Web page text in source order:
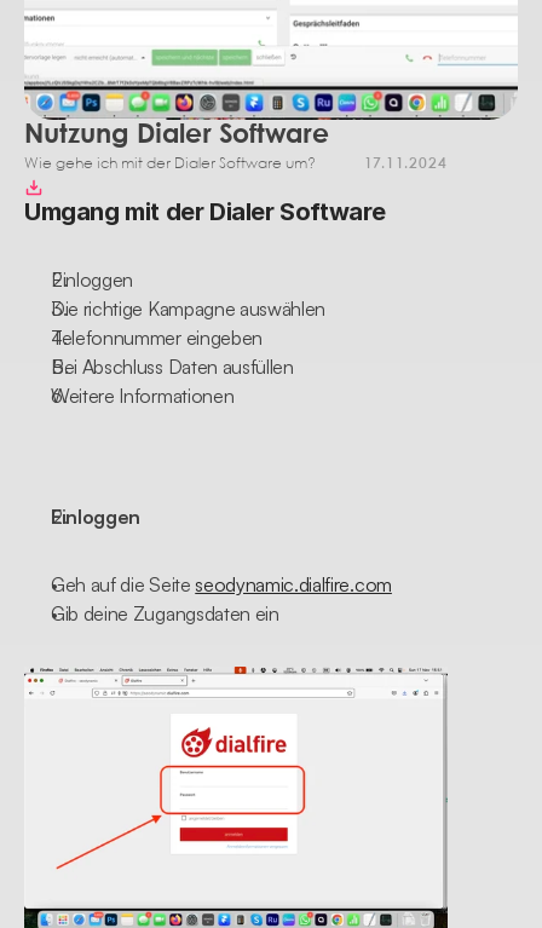
Nutzung Dialer Software
Wie gehe ich mit der Dialer Software um? 17.11.2024
Umgang mit der Dialer Software
Einloggen
Die richtige Kampagne auswählen
Telefonnummer eingeben
Bei Abschluss Daten ausfüllen
Weitere Informationen
Einloggen
Geh auf die Seite seodynamic.dialfire.com
Gib deine Zugangsdaten ein